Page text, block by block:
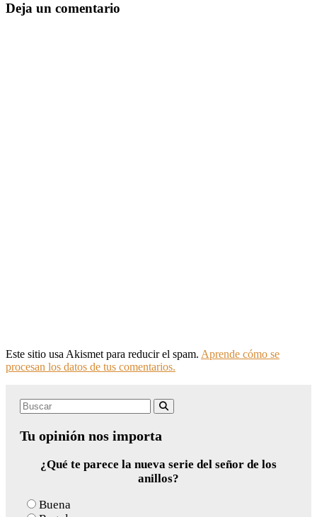
Deja un comentario
Este sitio usa Akismet para reducir el spam. Aprende cómo se
procesan los datos de tus comentarios.
Search
Tu opinión nos importa
¿Qué te parece la nueva serie del señor de los
anillos?
Buena